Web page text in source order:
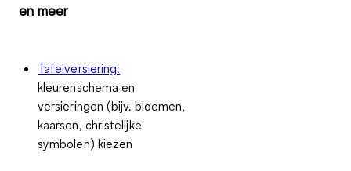
en meer
Tafelversiering:
kleurenschema en
versieringen (bijv. bloemen,
kaarsen, christelijke
symbolen) kiezen